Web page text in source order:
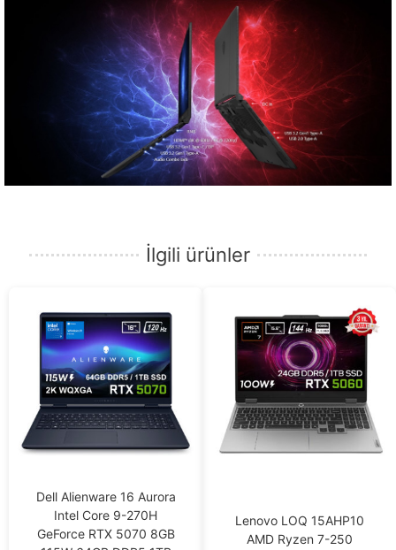
İlgili ürünler
Dell Alienware 16 Aurora
Intel Core 9-270H
GeForce RTX 5070 8GB
Lenovo LOQ 15AHP10
AMD Ryzen 7-250